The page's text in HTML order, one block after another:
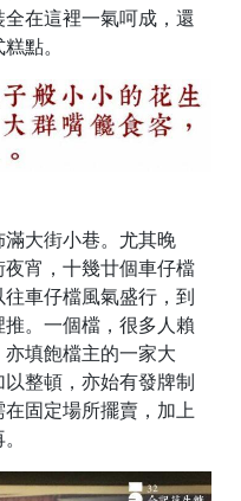
在這裡一氣呵成，還
點。
大街小巷。尤其晚
宵，十幾廿個車仔檔
車仔檔風氣盛行，到
。一個檔，很多人賴
填飽檔主的一家大
整頓，亦始有發牌制
固定場所擺賣，加上